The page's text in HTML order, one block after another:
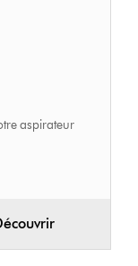
aspirateur